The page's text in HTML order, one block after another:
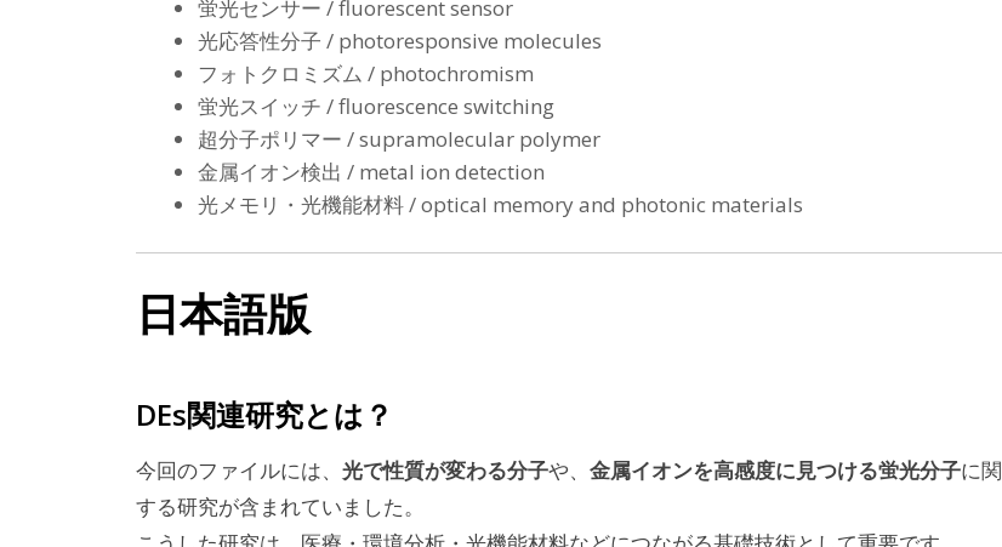
蛍光センサー / fluorescent sensor
光応答性分子 / photoresponsive molecules
フォトクロミズム / photochromism
蛍光スイッチ / fluorescence switching
超分子ポリマー / supramolecular polymer
金属イオン検出 / metal ion detection
光メモリ・光機能材料 / optical memory and photonic materials
日本語版
DEs関連研究とは？
今回のファイルには、 光で性質が変わる分子や、 金属イオンを高感度に見つける蛍光分子に関
する研究が含まれていました。